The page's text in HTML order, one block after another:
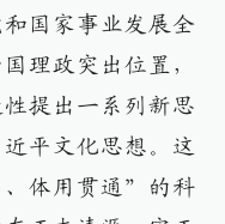
国家事业发展全
理政突出位置，
提出一系列新思
平文化思想。这
体用贯通”的科